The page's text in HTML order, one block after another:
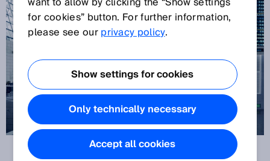
for cookies” button. For further information,
please see ourprivacy policy.
Show settings for cookies
Only technically necessary
Accept all cookies